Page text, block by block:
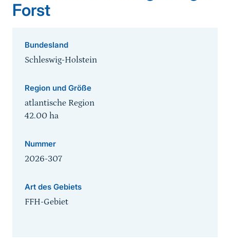
Forst
Bundesland
Schleswig-Holstein
Region und Größe
atlantische Region
42.00 ha
Nummer
2026-307
Art des Gebiets
FFH-Gebiet